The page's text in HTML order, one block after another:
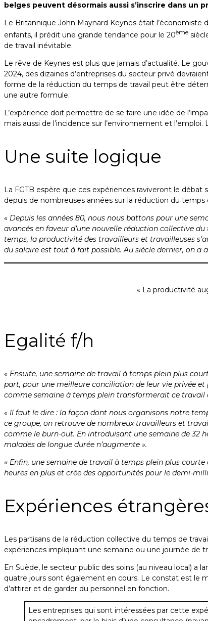
belges peuvent désormais aussi s’inscrire dans
Le Britannique John Maynard Keynes était l’économiste
enfants, il prédit une grande tendance pour le 20ème
de travail inévitable.
Le rêve de Keynes est plus que jamais d’actualité. Le
2024, des dizaines d’entreprises du secteur privé
forme de la réduction du temps de travail peut être
une autre formule.
L’expérience doit permettre de se faire une idée de
mais aussi de l’incidence sur l’environnement et
Une suite logique
La FGTB espère que ces expériences raviveront le débat
depuis de nombreuses années sur la réduction du
« Depuis les années 80, nous nous battons pour une
avancés en faveur d’une nouvelle réduction collective
temps, la productivité des travailleurs et travailleuses
du salaire est tout à fait possible. Au siècle dernier, on a
« La productivité
Egalité f/h
« Ensuite, une semaine de travail à temps plein plus
part, pour une meilleure conciliation de leur vie privée et
comme semaine à temps plein transformerait ce travail
« Il faut le dire : la façon dont nous organisons notre
ce groupe, on retrouve de nombreux travailleurs et
comme le burn-out. En introduisant une semaine de 32
malades de longue durée n’augmente ».
« Enfin, une semaine de travail à temps plein plus
heures en plus et crée des opportunités pour le demi-
Expériences
Les partisans de la réduction collective du temps de
expériences impliquant une semaine ou une journée de
En Suède, le secteur public des soins (au niveau local) a
quatre jours sont également en cours. Le constat est le
d’attirer et de garder du personnel en fonction.
Les entreprises qui sont intéressées par cette